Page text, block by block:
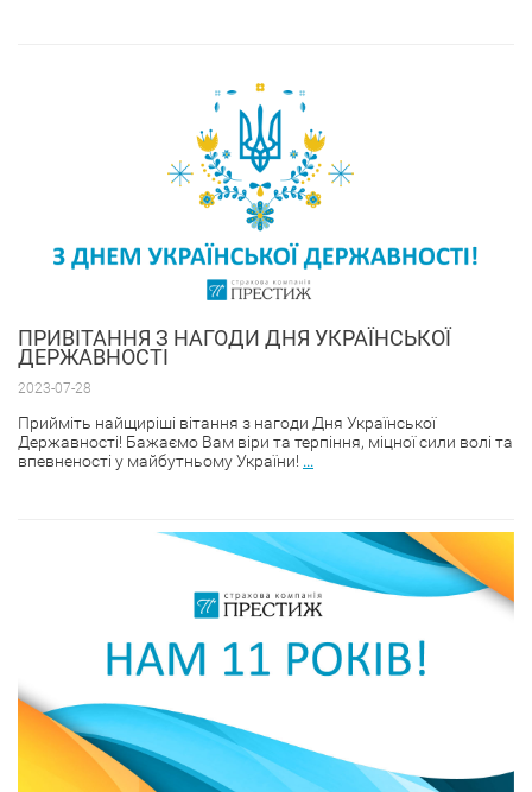
ПРИВІТАННЯ З НАГОДИ ДНЯ УКРАЇНСЬКОЇ
ДЕРЖАВНОСТІ
2023-07-28
Прийміть найщиріші вітання з нагоди Дня Української
Державності! Бажаємо Вам віри та терпіння, міцної сили волі та
впевненості у майбутньому України! ...